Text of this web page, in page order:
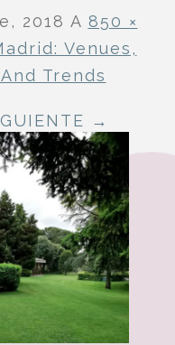
2018 A 850 ×
Venues,
Trends
→